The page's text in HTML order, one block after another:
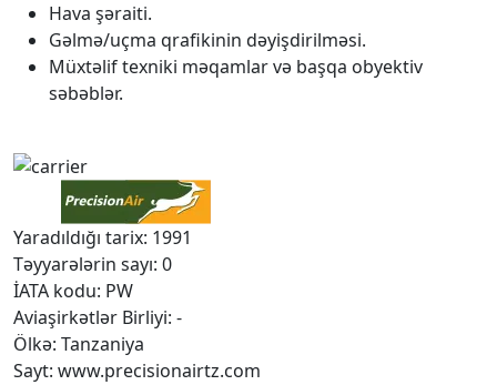
Hava şəraiti.
Gəlmə/uçma qrafikinin dəyişdirilməsi.
Müxtəlif texniki məqamlar və başqa obyektiv
səbəblər.
Yaradıldığı tarix: 1991
Təyyarələrin sayı: 0
İATA kodu: PW
Aviaşirkətlər Birliyi: -
Ölkə: Tanzaniya
Sayt: www.precisionairtz.com